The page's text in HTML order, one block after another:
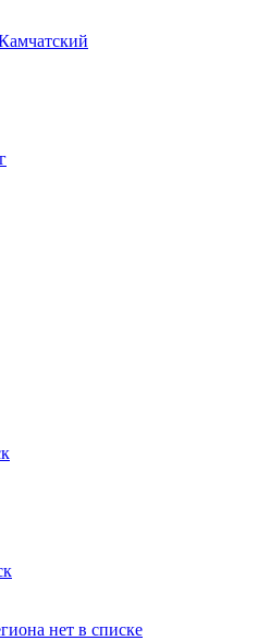
нет в списке